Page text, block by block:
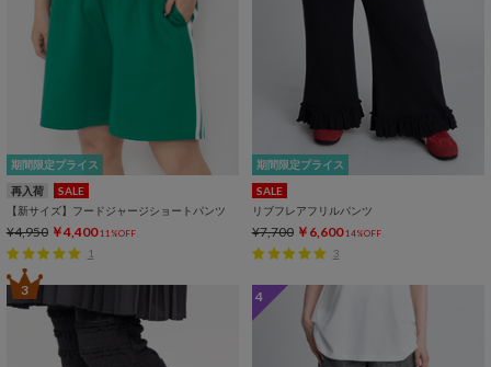
期間限定プライス
再入荷
SALE
【新サイズ】フードジャージショートパンツ
¥4,950 ￥4,400 11%OFF
1
期間限定プライス
SALE
リブフレアフリルパンツ
¥7,700 ￥6,600 14%OFF
3
3 4